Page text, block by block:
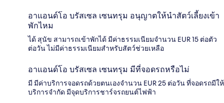
อาแอนด์โอ บรัสเซล เซนทรุม อนุญาตให้นำสัตว์เลี้ยงเข้า
พักไหม
ได้ สุนัข สามารถเข้าพักได้ มีค่าธรรมเนียมจำนวน EUR 15 ต่อตัว
ต่อวัน ไม่มีค่าธรรมเนียมสำหรับสัตว์ช่วยเหลือ
อาแอนด์โอ บรัสเซล เซนทรุม มีที่จอดรถหรือไม่
มี มีค่าบริการจอดรถด้วยตนเองจำนวน EUR 25 ต่อวัน ที่จอดรถมีให้
บริการจำกัด มีจุดบริการชาร์จรถยนต์ไฟฟ้า